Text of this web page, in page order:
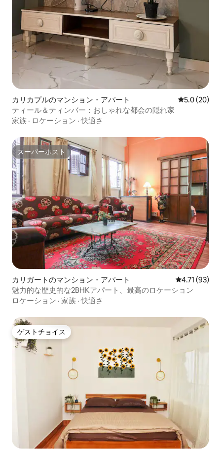
カリカプルのマンション・アパート レビュー20
5.0 (20)
ティール＆ティンバー：おしゃれな都会の隠れ家
家族 · ロケーション ·快適さ
スーパーホスト
スーパーホスト
カリガートのマンション・アパート レビュー93
4.71 (93)
魅力的な歴史的な2BHKアパート、最高のロケーション
ロケーション · 家族 ·快適さ
ゲストチョイス
ゲストチョイス